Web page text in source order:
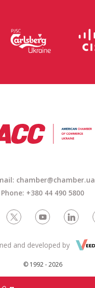
chamber@chamber.ua
Phone: +380 44 490 5800
© 1992 - 2026
and developed by